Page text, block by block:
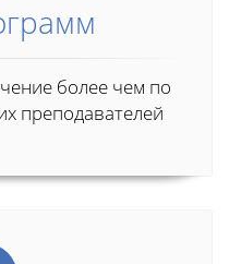
более чем по
преподавателей